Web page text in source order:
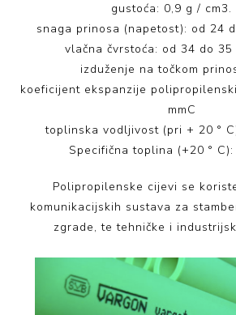
gustoća: 0,9 g / cm3.
snaga prinosa (napetost): od 24
vlačna čvrstoća: od 34 do 35
izduženje na točkom
koeficijent ekspanzije
mmС
toplinska vodljivost (pri + 20 °
Specifična toplina (+20 ° C):
Polipropilenske cijevi se
komunikacijskih sustava za
zgrade, te tehničke i